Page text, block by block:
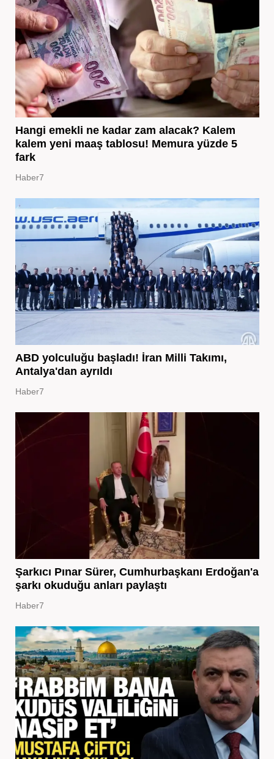
Hangi emekli ne kadar zam alacak? Kalem
kalem yeni maaş tablosu! Memura yüzde 5
fark
Haber7
ABD yolculuğu başladı! İran Milli Takımı,
Antalya'dan ayrıldı
Haber7
Şarkıcı Pınar Sürer, Cumhurbaşkanı Erdoğan'a
şarkı okuduğu anları paylaştı
Haber7